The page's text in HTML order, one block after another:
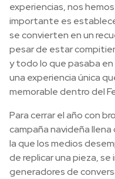
experiencias, nos
importante es
se convierten en un
pesar de estar
y todo lo que pasaba
una experiencia única
memorable dentro del
Para cerrar el año con
campaña navideña
la que los medios
de replicar una pieza,
generadores de